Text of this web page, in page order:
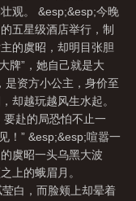
观。 &esp;&esp;今晚
五星级酒店举行，制
的虞昭，却明目张胆
牌”，她自己就是大
是资方小公主，身价至
却越玩越风生水起。
赴的局恐怕不止一
！” &esp;&esp;喧嚣一
虞昭一头乌黑大波
上的蛾眉月。
白，而脸颊上却晕着